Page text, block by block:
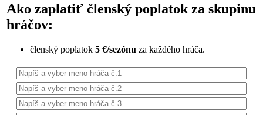
Ako zaplatiť členský poplatok za skupinu
hráčov:
členský poplatok 5 €/sezónu za každého hráča.